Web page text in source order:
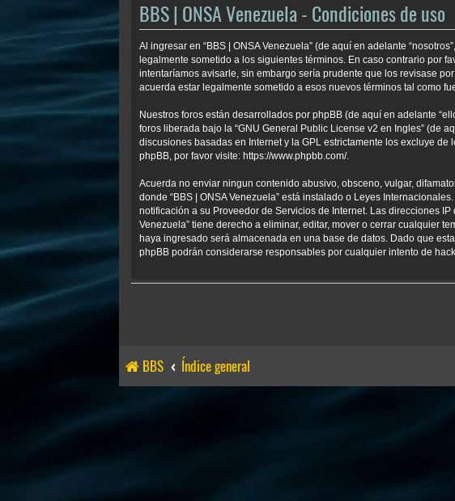
BBS | ONSA Venezuela - Condiciones de uso
Al ingresar en “BBS | ONSA Venezuela” (de aquí en adelante
legalmente sometido a los siguientes términos. En caso contrario por
intentaríamos avisarle, sin embargo sería prudente que los revisase
acuerda estar legalmente sometido a esos nuevos términos tal como
Nuestros foros están desarrollados por phpBB (de aquí en adelante
foros liberada bajo la “GNU General Public License v2 en Ingles” (de
discusiones basadas en Internet y la GPL estrictamente los excluye
phpBB, por favor visite: https://www.phpbb.com/.
Acuerda no enviar ningun contenido abusivo, obsceno, vulgar,
donde “BBS | ONSA Venezuela” está instalado o Leyes
notificación a su Proveedor de Servicios de Internet. Las direcciones
Venezuela” tiene derecho a eliminar, editar, mover o cerrar cualquier
haya ingresado será almacenada en una base de datos. Dado que
phpBB podrán considerarse responsables por cualquier intento de
BBS Índice general